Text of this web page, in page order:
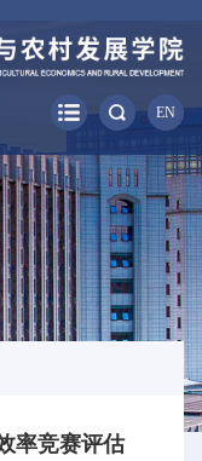
EN
率竞赛评估